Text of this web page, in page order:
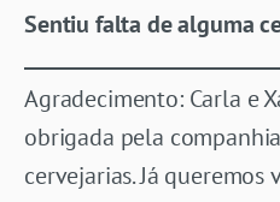
Sentiu falta de alguma
Agradecimento: Carla e
obrigada pela
cervejarias. Já queremos